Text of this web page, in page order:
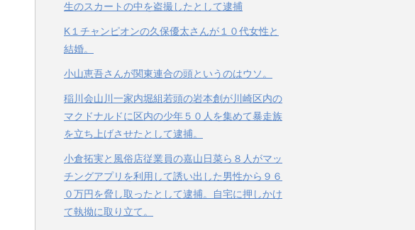
生のスカートの中を盗撮したとして逮捕
K１チャンピオンの久保優太さんが１０代女性と
結婚。
小山恵吾さんが関東連合の頭というのはウソ。
稲川会山川一家内堀組若頭の岩本創が川崎区内の
マクドナルドに区内の少年５０人を集めて暴走族
を立ち上げさせたとして逮捕。
小倉拓実と風俗店従業員の嘉山日菜ら８人がマッ
チングアプリを利用して誘い出した男性から９６
０万円を脅し取ったとして逮捕。自宅に押しかけ
て執拗に取り立て。